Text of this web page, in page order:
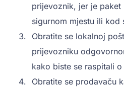
prijevoznik, jer je paket
sigurnom mjestu ili kod
Obratite se lokalnoj
prijevozniku
kako biste se raspitali
Obratite se prodavaču